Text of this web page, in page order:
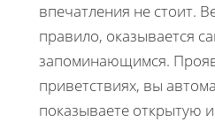
впечатления не стоит.
правило, оказывается
запоминающимся.
приветствиях, вы
показываете открытую